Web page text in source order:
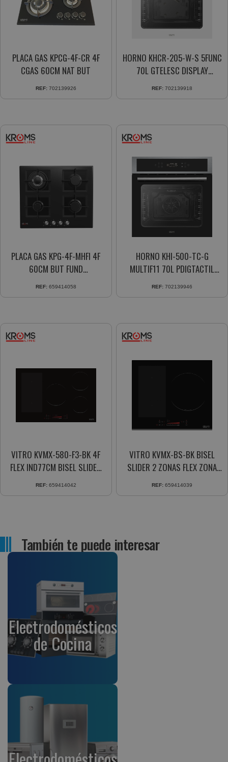
PLACA GAS KPCG-4F-CR 4F
CGAS 60CM NAT BUT
REF: 702139926
HORNO KHCR-205-W-S 5FUNC
70L GTELESC DISPLAY
REF: 702139918
PLACA GAS KPG-4F-MHFI 4F
60CM BUT FUND
REF: 659414058
HORNO KHI-500-TC-G
MULTIF11 70L PDIGTACTIL
REF: 702139946
VITRO KVMX-580-F3-BK 4F
FLEX IND77CM BISEL SLIDER
B1.1
REF: 659414042
VITRO KVMX-BS-BK BISEL
SLIDER 2 ZONAS FLEX ZONA
28CM NEGRA
REF: 659414039
También te puede interesar
Electrodomésticos
de Cocina